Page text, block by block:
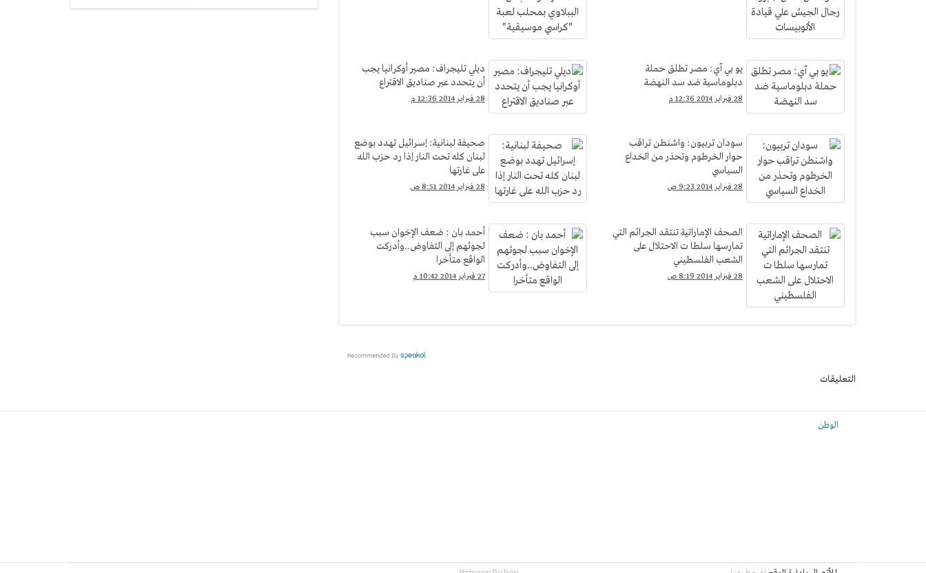
يو بي آي: مصر تطلق حملة
دبلوماسية ضد سد النهضة
28 فبراير 2014 12:36 م
ديلي تليجراف: مصير أوكرانيا يجب
أن يتحدد عبر صناديق الاقتراع
28 فبراير 2014 12:36 م
سودان تربيون: واشنطن تراقب
حوار الخرطوم وتحذر من الخداع
السياسي
28 فبراير 2014 9:23 ص
صحيفة لبنانية: إسرائيل تهدد بوضع
لبنان كله تحت النار إذا رد حزب الله
على غارتها
28 فبراير 2014 8:51 ص
الصحف الإماراتية تنتقد الجرائم التي
تمارسها سلطا ت الاحتلال على
الشعب الفلسطيني
28 فبراير 2014 8:19 ص
أحمد بان : ضعف الإخوان سبب
لجوئهم إلى التفاوض..وأدركت
الواقع متأخرا
27 فبراير 2014 10:42 م
التعليقات
الوطن